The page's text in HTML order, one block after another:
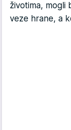
životima, mogli
veze hrane, a